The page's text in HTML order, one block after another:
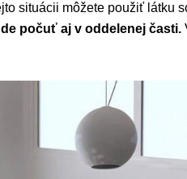
situácii môžete použiť látku
počuť aj v oddelenej časti.